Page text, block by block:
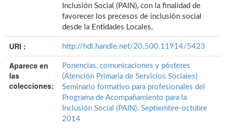
Inclusión Social (PAIN), con la finalidad de
favorecer los precesos de inclusión social
desde la Entidades Locales.
URI : http://hdl.handle.net/20.500.11914/5423
Aparece en
las
colecciones:
Ponencias, comunicaciones y pósteres
(Atención Primaria de Servicios Sociales)
Seminario formativo para profesionales del
Programa de Acompañamiento para la
Inclusión Social (PAIN). Septiembre-octubre
2014